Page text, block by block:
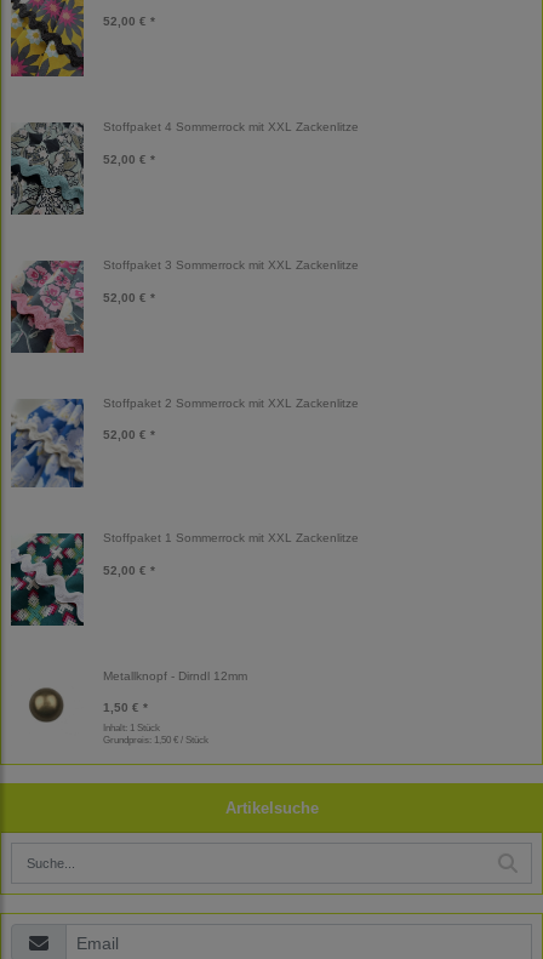
52,00 € *
Stoffpaket 4 Sommerrock mit XXL Zackenlitze
52,00 € *
Stoffpaket 3 Sommerrock mit XXL Zackenlitze
52,00 € *
Stoffpaket 2 Sommerrock mit XXL Zackenlitze
52,00 € *
Stoffpaket 1 Sommerrock mit XXL Zackenlitze
52,00 € *
Metallknopf - Dirndl 12mm
1,50 € *
Inhalt: 1 Stück
Grundpreis: 1,50 € / Stück
Artikelsuche